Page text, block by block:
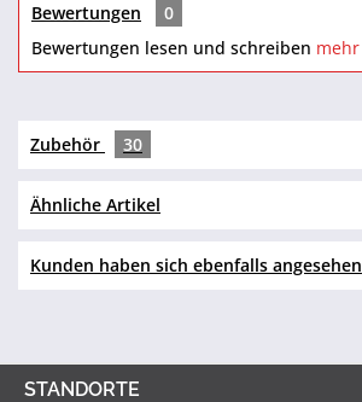
Bewertungen
0
Bewertungen lesen und schreiben mehr
Zubehör 30
Ähnliche Artikel
Kunden haben sich ebenfalls angesehen
STANDORTE